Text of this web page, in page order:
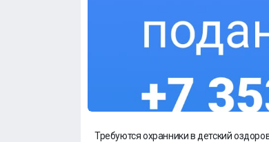
Требуются охранники в детский